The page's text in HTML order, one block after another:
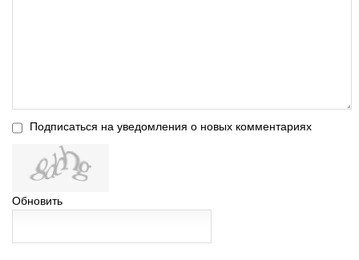
Подписаться на уведомления о новых комментариях
Обновить